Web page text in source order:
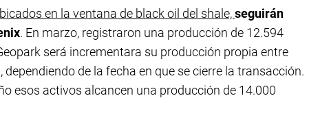
en la ventana de black oil del shale,seguirán
. En marzo, registraron una producción de 12.594
será incrementara su producción propia entre
dependiendo de la fecha en que se cierre la transacción.
esos activos alcancen una producción de 14.000